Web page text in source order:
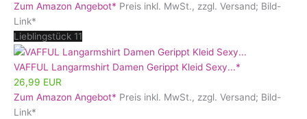
Zum Amazon Angebot* Preis inkl. MwSt., zzgl. Versand; Bild-
Link*
Lieblingstück 11
VAFFUL Langarmshirt Damen Gerippt Kleid Sexy...*
26,99 EUR
Zum Amazon Angebot* Preis inkl. MwSt., zzgl. Versand; Bild-
Link*